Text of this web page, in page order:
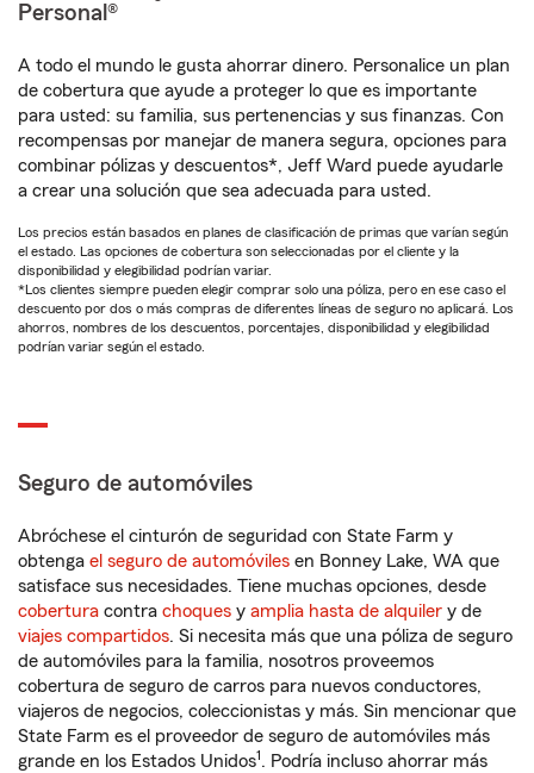
Personal®
A todo el mundo le gusta ahorrar dinero. Personalice un plan
de cobertura que ayude a proteger lo que es importante
para usted: su familia, sus pertenencias y sus finanzas. Con
recompensas por manejar de manera segura, opciones para
combinar pólizas y descuentos*, Jeff Ward puede ayudarle
a crear una solución que sea adecuada para usted.
Los precios están basados en planes de clasificación de primas que varían según
el estado. Las opciones de cobertura son seleccionadas por el cliente y la
disponibilidad y elegibilidad podrían variar.
*Los clientes siempre pueden elegir comprar solo una póliza, pero en ese caso el
descuento por dos o más compras de diferentes líneas de seguro no aplicará. Los
ahorros, nombres de los descuentos, porcentajes, disponibilidad y elegibilidad
podrían variar según el estado.
Seguro de automóviles
Abróchese el cinturón de seguridad con State Farm y
obtenga el seguro de automóviles en Bonney Lake, WA que
satisface sus necesidades. Tiene muchas opciones, desde
cobertura contra choques y amplia hasta de alquiler y de
viajes compartidos. Si necesita más que una póliza de seguro
de automóviles para la familia, nosotros proveemos
cobertura de seguro de carros para nuevos conductores,
viajeros de negocios, coleccionistas y más. Sin mencionar que
State Farm es el proveedor de seguro de automóviles más
grande en los Estados Unidos1 . Podría incluso ahorrar más